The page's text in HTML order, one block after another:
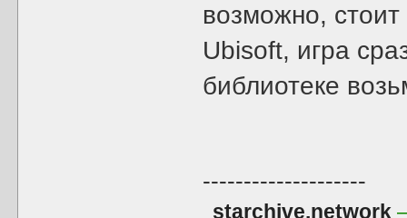
возможно,
Ubisoft, игра
библиотеке
--------------------
starchive.network